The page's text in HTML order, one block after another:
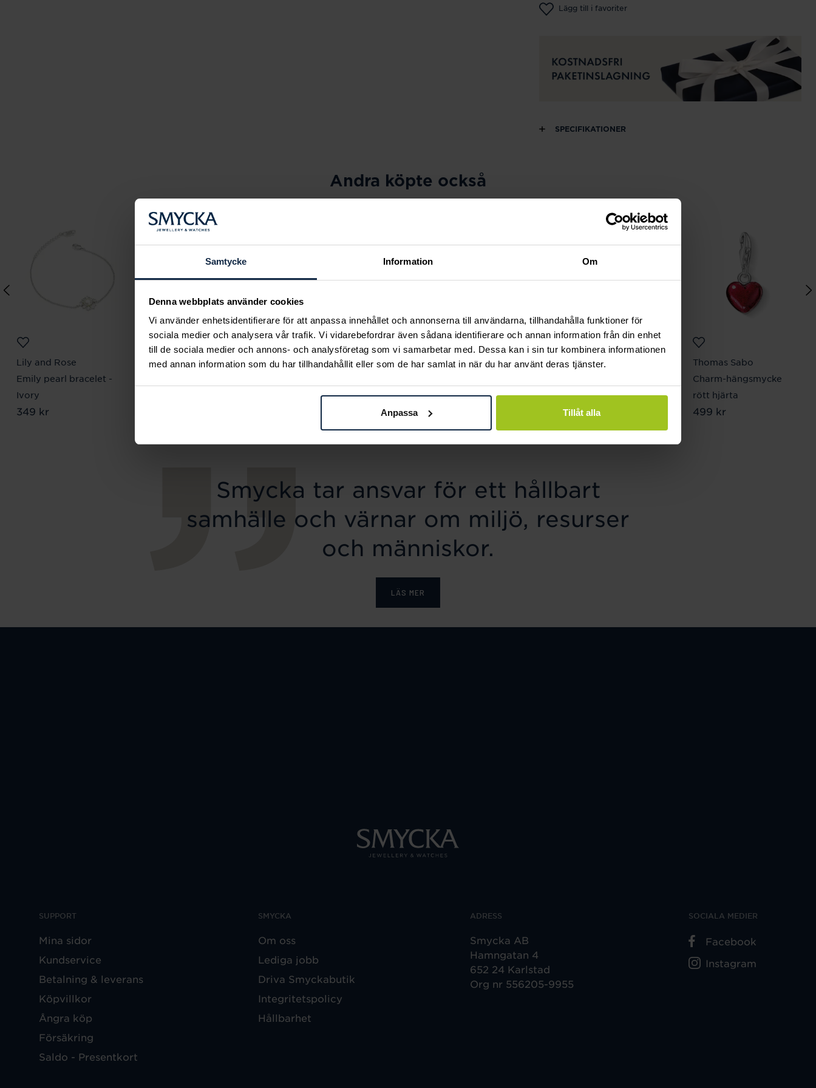
Samtycke Information Om
Denna webbplats använder cookies
Vi använder enhetsidentifierare för att anpassa innehållet och annonserna till användarna, tillhandahålla funktioner för
sociala medier och analysera vår trafik. Vi vidarebefordrar även sådana identifierare och annan information från din enhet
till de sociala medier och annons- och analysföretag som vi samarbetar med. Dessa kan i sin tur kombinera informationen
med annan information som du har tillhandahållit eller som de har samlat in när du har använt deras tjänster.
Anpassa Tillåt alla
Lägg till i favoriter
SPECIFIKATIONER
Andra köpte också
Lily and Rose
Emily pearl bracelet -
Ivory
Pris :349 kr
349 kr
Mockberg
Caroline Svedbom
Aquamarine
Mockberg
Pris:799 kr
799 kr
August
cm
Pris:2 870 kr
2 870 kr
Thomas Sabo
Charm-hängsmycke
rött hjärta
Pris:499 kr
499 kr
Smycka tar ansvar för ett hållbart
samhälle och värnar om miljö, resurser
och människor.
LÄS MER
SUPPORT
Mina sidor
Kundservice
Betalning & leverans
Köpvillkor
Ångra köp
Försäkring
Saldo - Presentkort
SMYCKA
Om oss
Lediga jobb
Driva Smyckabutik
Integritetspolicy
Hållbarhet
ADRESS
Smycka AB
Hamngatan 4
652 24 Karlstad
Org nr 556205-9955
SOCIALA MEDIER
Facebook
Instagram